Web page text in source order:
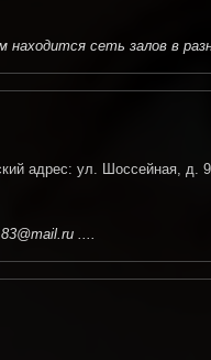
находится сеть залов в
адрес: ул. Шоссейная, д.
....